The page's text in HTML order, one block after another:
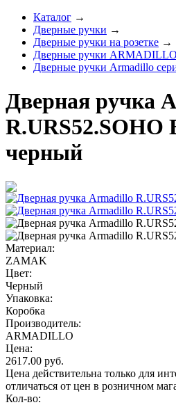
Каталог →
Дверные ручки →
Дверные ручки на розетке →
Дверные ручки ARMADILLO
Дверные ручки Armadillo
Дверная ручка
R.URS52.SOHO
черный
Материал:
ZAMAK
Цвет:
Черный
Упаковка:
Коробка
Производитель:
ARMADILLO
Цена:
2617.00 руб.
Цена действительна только для
отличаться от цен в розничном
Кол-во: